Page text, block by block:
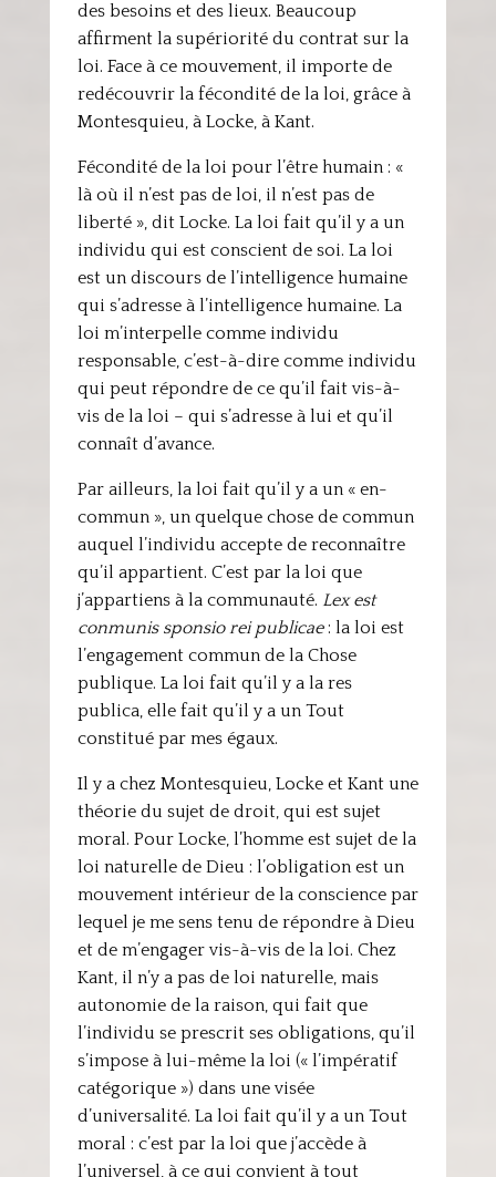
des besoins et des lieux. Beaucoup
affirment la supériorité du contrat sur la
loi. Face à ce mouvement, il importe de
redécouvrir la fécondité de la loi, grâce à
Montesquieu, à Locke, à Kant.
Fécondité de la loi pour l’être humain : «
là où il n’est pas de loi, il n’est pas de
liberté », dit Locke. La loi fait qu’il y a un
individu qui est conscient de soi. La loi
est un discours de l’intelligence humaine
qui s’adresse à l’intelligence humaine. La
loi m’interpelle comme individu
responsable, c’est-à-dire comme individu
qui peut répondre de ce qu’il fait vis-à-
vis de la loi – qui s’adresse à lui et qu’il
connaît d’avance.
Par ailleurs, la loi fait qu’il y a un « en-
commun », un quelque chose de commun
auquel l’individu accepte de reconnaître
qu’il appartient. C’est par la loi que
j’appartiens à la communauté. Lex est
conmunis sponsio rei publicae: la loi est
l’engagement commun de la Chose
publique. La loi fait qu’il y a la res
publica, elle fait qu’il y a un Tout
constitué par mes égaux.
Il y a chez Montesquieu, Locke et Kant une
théorie du sujet de droit, qui est sujet
moral. Pour Locke, l’homme est sujet de la
loi naturelle de Dieu : l’obligation est un
mouvement intérieur de la conscience par
lequel je me sens tenu de répondre à Dieu
et de m’engager vis-à-vis de la loi. Chez
Kant, il n’y a pas de loi naturelle, mais
autonomie de la raison, qui fait que
l’individu se prescrit ses obligations, qu’il
s’impose à lui-même la loi (« l’impératif
catégorique ») dans une visée
d’universalité. La loi fait qu’il y a un Tout
moral : c’est par la loi que j’accède à
l’universel, à ce qui convient à tout